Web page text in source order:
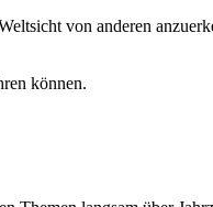
von anderen
können.